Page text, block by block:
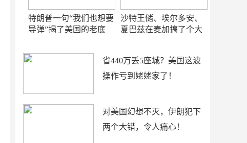
特朗普一句“我们也想要
导弹”揭了美国的老底
沙特王储、埃尔多安、
夏巴兹在麦加搞了个大
省440万丢5座城？美国这波
操作亏到姥姥家了！
对美国幻想不灭，伊朗犯下
两个大错，令人痛心！